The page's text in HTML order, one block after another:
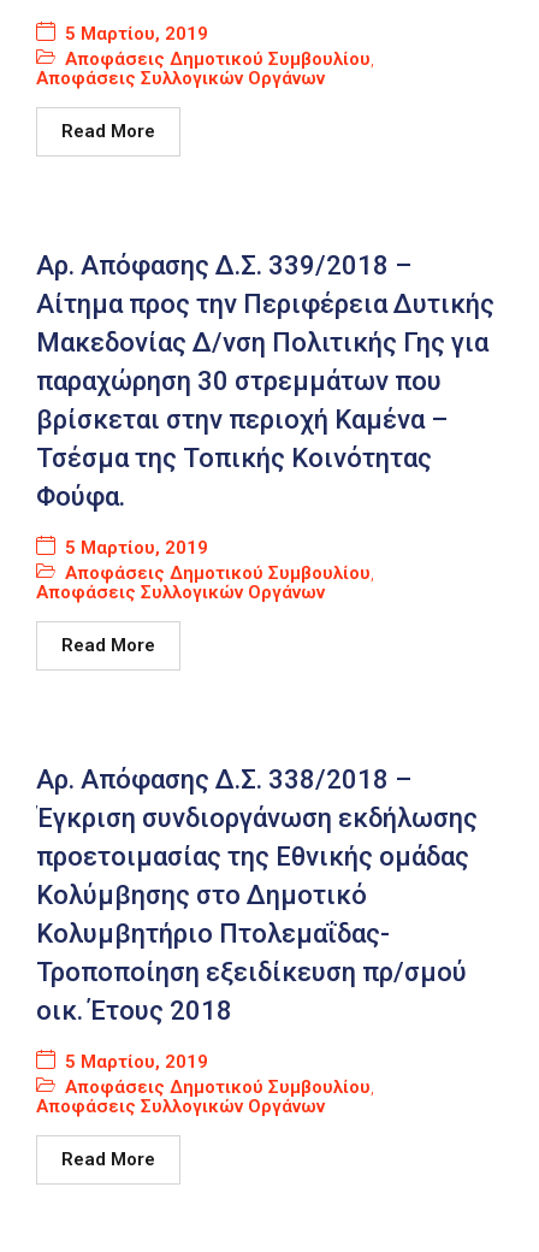
5 Μαρτίου, 2019
Αποφάσεις Δημοτικού Συμβουλίου,
Αποφάσεις Συλλογικών Οργάνων
Read More
Αρ. Απόφασης Δ.Σ. 339/2018 –
Αίτημα προς την Περιφέρεια Δυτικής
Μακεδονίας Δ/νση Πολιτικής Γης για
παραχώρηση 30 στρεμμάτων που
βρίσκεται στην περιοχή Καμένα –
Τσέσμα της Τοπικής Κοινότητας
Φούφα.
5 Μαρτίου, 2019
Αποφάσεις Δημοτικού Συμβουλίου,
Αποφάσεις Συλλογικών Οργάνων
Read More
Αρ. Απόφασης Δ.Σ. 338/2018 –
Έγκριση συνδιοργάνωση εκδήλωσης
προετοιμασίας της Εθνικής ομάδας
Κολύμβησης στο Δημοτικό
Κολυμβητήριο Πτολεμαΐδας-
Τροποποίηση εξειδίκευση πρ/σμού
οικ. Έτους 2018
5 Μαρτίου, 2019
Αποφάσεις Δημοτικού Συμβουλίου,
Αποφάσεις Συλλογικών Οργάνων
Read More